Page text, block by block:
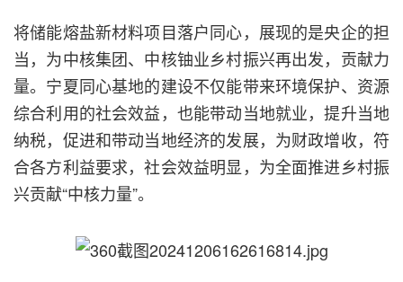
将储能熔盐新材料项目落户同心，展现的是央企的担
当，为中核集团、中核铀业乡村振兴再出发，贡献力
量。宁夏同心基地的建设不仅能带来环境保护、资源
综合利用的社会效益，也能带动当地就业，提升当地
纳税，促进和带动当地经济的发展，为财政增收，符
合各方利益要求，社会效益明显，为全面推进乡村振
兴贡献“中核力量”。